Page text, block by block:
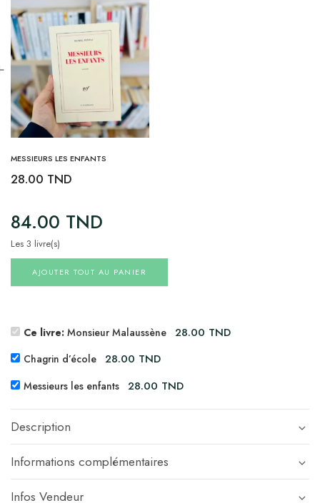
MESSIEURS LES ENFANTS
28.00 TND
84.00 TND
Les 3 livre(s)
AJOUTER TOUT AU PANIER
Ce livre: Monsieur Malaussène 28.00 TND
Chagrin d’école 28.00 TND
Messieurs les enfants 28.00 TND
Description
Informations complémentaires
Infos Vendeur